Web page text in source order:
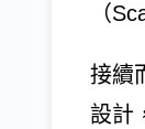
（
接續
設計